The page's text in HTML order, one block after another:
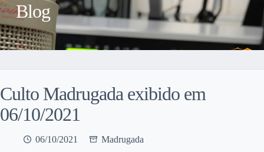
Blog
Culto Madrugada exibido em
06/10/2021
06/10/2021 Madrugada